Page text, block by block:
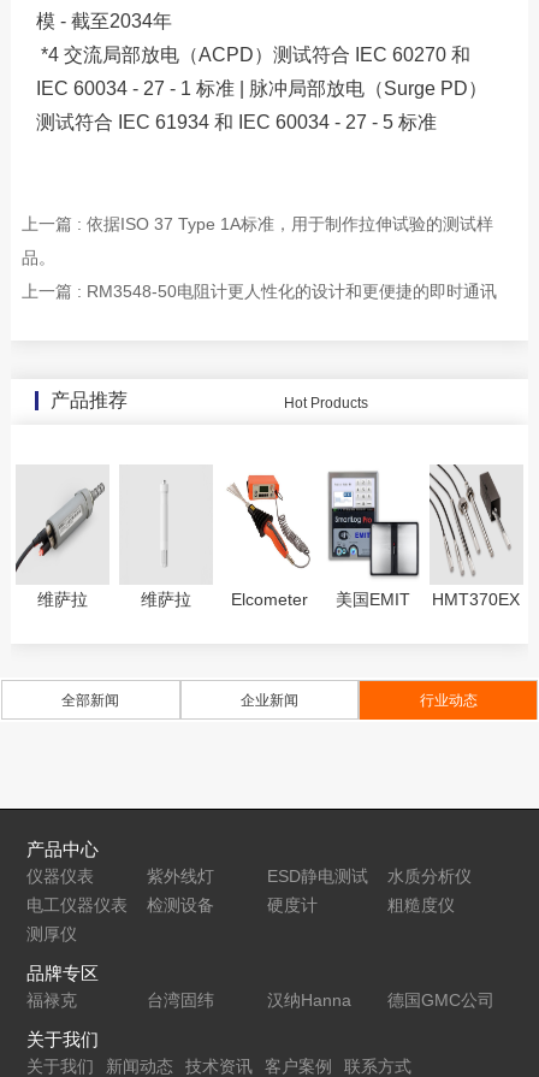
模 - 截至2034年
*4 交流局部放电（ACPD）测试符合 IEC 60270 和
IEC 60034 - 27 - 1 标准 | 脉冲局部放电（Surge PD）
测试符合 IEC 61934 和 IEC 60034 - 27 - 5 标准
上一篇 : 依据ISO 37 Type 1A标准，用于制作拉伸试验的测试样
品。
上一篇 : RM3548-50电阻计更人性化的设计和更便捷的即时通讯
产品推荐 Hot Products
维萨拉
冻式干燥机
专用
维萨拉
湿度探头
Elcometer
漏仪
美国EMIT
SmartLog
Pro-停产，
HMT370EX
变送器
全部新闻 企业新闻 行业动态
产品中心
仪器仪表 紫外线灯
ESD静电测试
仪
水质分析仪
电工仪器仪表
检测设备 硬度计
粗糙度仪
测厚仪
品牌专区
福禄克 台湾固纬 汉纳Hanna 德国GMC公司
关于我们
关于我们 新闻动态 技术资讯 客户案例 联系方式